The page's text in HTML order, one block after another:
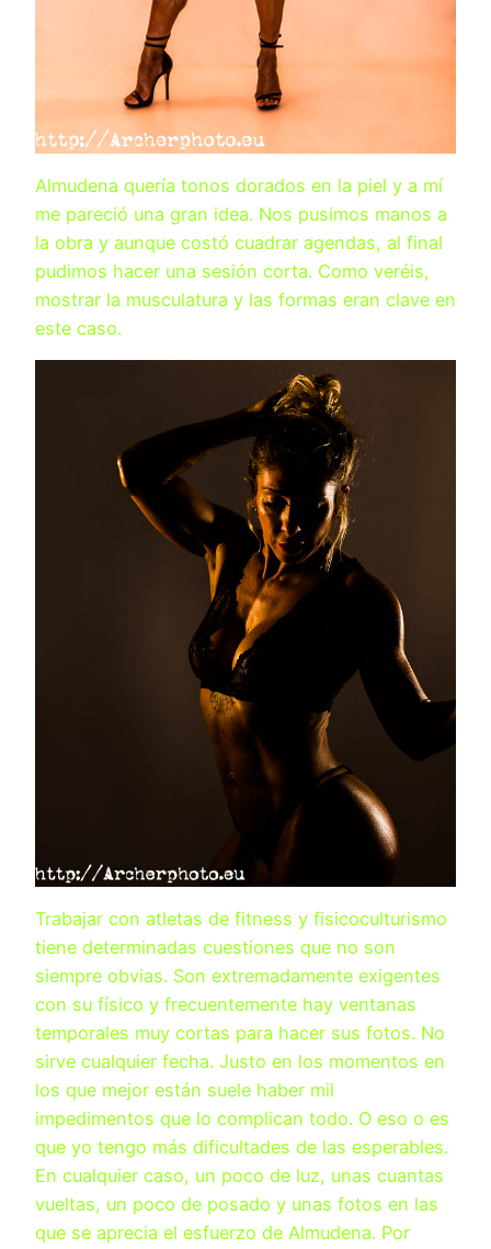
Almudena quería tonos dorados en la piel y a mí
me pareció una gran idea. Nos pusimos manos a
la obra y aunque costó cuadrar agendas, al final
pudimos hacer una sesión corta. Como veréis,
mostrar la musculatura y las formas eran clave en
este caso.
Trabajar con atletas de fitness y fisicoculturismo
tiene determinadas cuestiones que no son
siempre obvias. Son extremadamente exigentes
con su físico y frecuentemente hay ventanas
temporales muy cortas para hacer sus fotos. No
sirve cualquier fecha. Justo en los momentos en
los que mejor están suele haber mil
impedimentos que lo complican todo. O eso o es
que yo tengo más dificultades de las esperables.
En cualquier caso, un poco de luz, unas cuantas
vueltas, un poco de posado y unas fotos en las
que se aprecia el esfuerzo de Almudena. Por